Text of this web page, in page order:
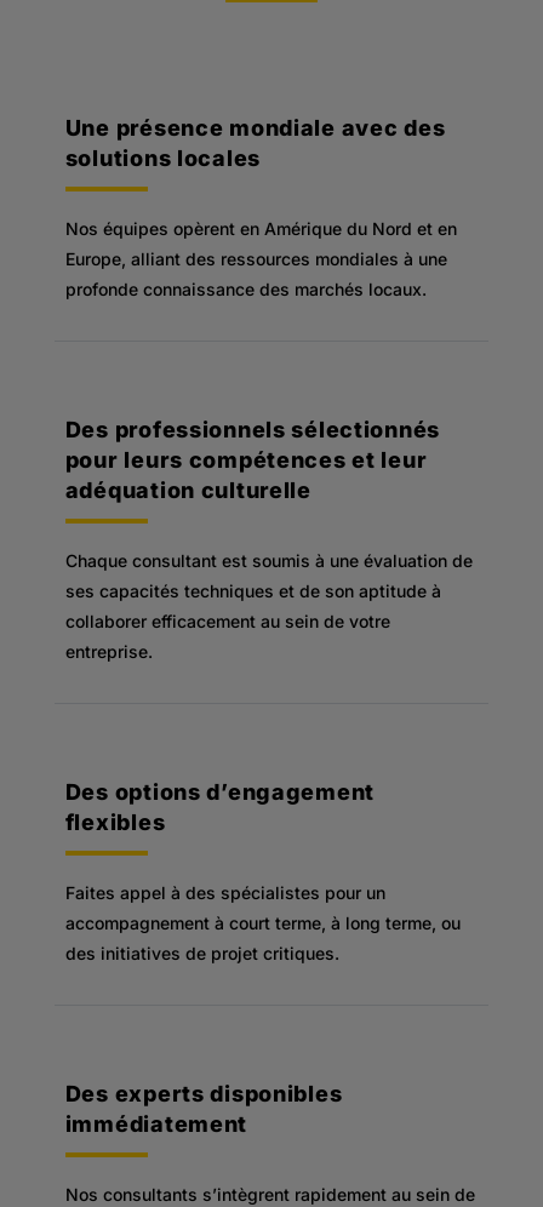
Une présence mondiale avec des
solutions locales
Nos équipes opèrent en Amérique du Nord et en
Europe, alliant des ressources mondiales à une
profonde connaissance des marchés locaux.
Des professionnels sélectionnés
pour leurs compétences et leur
adéquation culturelle
Chaque consultant est soumis à une évaluation de
ses capacités techniques et de son aptitude à
collaborer efficacement au sein de votre
entreprise.
Des options d’engagement
flexibles
Faites appel à des spécialistes pour un
accompagnement à court terme, à long terme, ou
des initiatives de projet critiques.
Des experts disponibles
immédiatement
Nos consultants s’intègrent rapidement au sein de